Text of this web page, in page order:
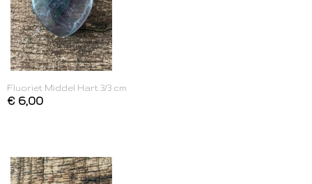
Fluoriet Middel Hart 3/3 cm
€ 6,00